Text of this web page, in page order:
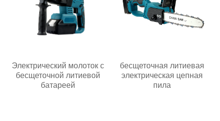
Электрический молоток с
бесщеточной литиевой
батареей
бесщеточная литиевая
электрическая цепная
пила